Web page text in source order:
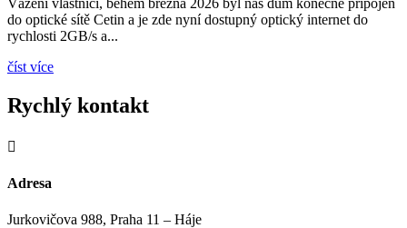
Vážení vlastníci, během března 2026 byl náš dům konečně připojen
do optické sítě Cetin a je zde nyní dostupný optický internet do
rychlosti 2GB/s a...
číst více
Rychlý kontakt

Adresa
Jurkovičova 988, Praha 11 – Háje